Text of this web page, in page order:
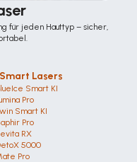
für jeden Hauttyp – sicher,
Lasers
Smart KI
Pro
Smart KI
Pro
RX
5000
Pro